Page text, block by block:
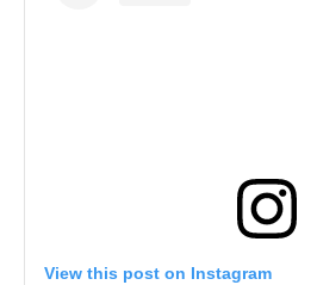
View this post on Instagram